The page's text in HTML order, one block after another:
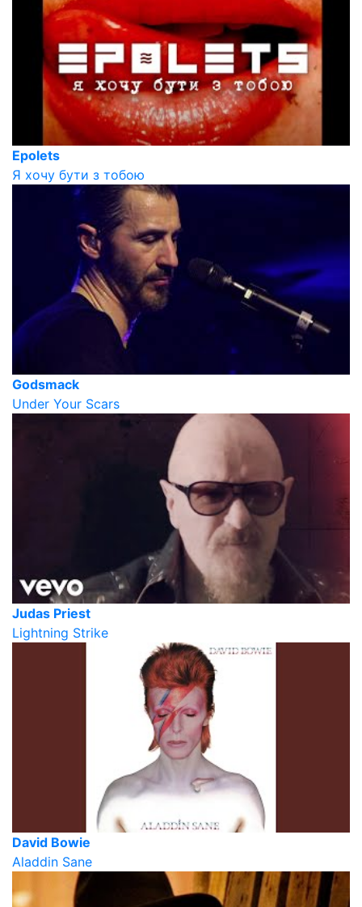
Epolets
Я хочу бути з тобою
Godsmack
Under Your Scars
Judas Priest
Lightning Strike
David Bowie
Aladdin Sane